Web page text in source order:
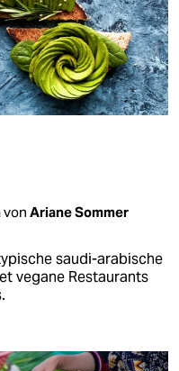
von Ariane Sommer
saudi-arabische
vegane Restaurants